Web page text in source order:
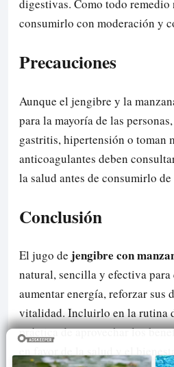
digestivas. Como todo
consumirlo con moderación y
Precauciones
Aunque el jengibre y la
para la mayoría de las
gastritis, hipertensión o toman
anticoagulantes deben
la salud antes de consumirlo
Conclusión
El jugo de jengibre con
natural, sencilla y efectiva para
aumentar energía, reforzar sus
vitalidad. Incluirlo en la rutina
práctica de aprovechar los
en favor de la salud y el